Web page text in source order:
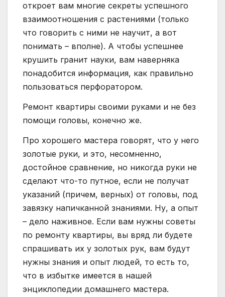
откроет вам многие секреты успешного
взаимоотношения с растениями (только
что говорить с ними не научит, а вот
понимать – вполне). А чтобы успешнее
крушить гранит науки, вам наверняка
понадобится информация, как правильно
пользоваться перфоратором.
Ремонт квартиры своими руками и не без
помощи головы, конечно же.
Про хорошего мастера говорят, что у него
золотые руки, и это, несомненно,
достойное сравнение, но никогда руки не
сделают что-то путное, если не получат
указаний (причем, верных) от головы, под
завязку напичканной знаниями. Ну, а опыт
– дело наживное. Если вам нужны советы
по ремонту квартиры, вы вряд ли будете
спрашивать их у золотых рук, вам будут
нужны знания и опыт людей, то есть то,
что в избытке имеется в нашей
энциклопедии домашнего мастера.